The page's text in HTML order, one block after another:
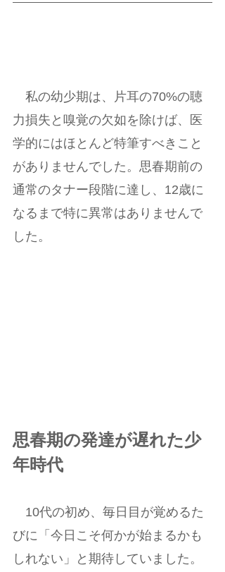
私の幼少期は、片耳の70%の聴
力損失と嗅覚の欠如を除けば、医
学的にはほとんど特筆すべきこと
がありませんでした。思春期前の
通常のタナー段階に達し、12歳に
なるまで特に異常はありませんで
した。
思春期の発達が遅れた少
年時代
10代の初め、毎日目が覚めるた
びに「今日こそ何かが始まるかも
しれない」と期待していました。